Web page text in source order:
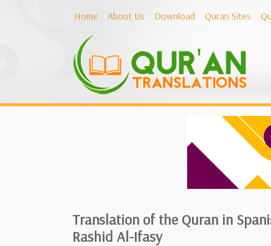
Home About Us Download Quran Sites
Translation of the Quran in
Rashid Al-Ifasy